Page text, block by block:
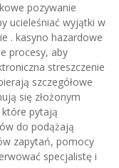
pozywanie
ucieleśniać wyjątki w
. kasyno hazardowe
procesy, aby
streszczenie
szczegółowe
się złożonym
pytają
do podążają
zapytań, pomocy
specjalistę i